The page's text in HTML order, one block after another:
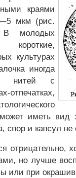
краями
мкм (рис.
В молодых
культурах
иногда
нитей с
иметь вид
спор и капсул не
отрицательно,
но лучше
или при